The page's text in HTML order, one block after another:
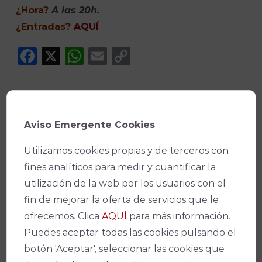
¿Hora? A las 20h.
¿Entradas? AQUÍ
Facebook
X WhatsApp
Email
¡No te pierdas nada!
Suscríbete a nuestro boletín para
estar al día de la actualidad y de los
últimos espectáculos.
Aviso Emergente Cookies
Utilizamos cookies propias y de terceros con
fines analíticos para medir y cuantificar la
utilización de la web por los usuarios con el
fin de mejorar la oferta de servicios que le
ofrecemos. ClicaAQUÍ para más información.
Puedes aceptar todas las cookies pulsando el
botón 'Aceptar', seleccionar las cookies que